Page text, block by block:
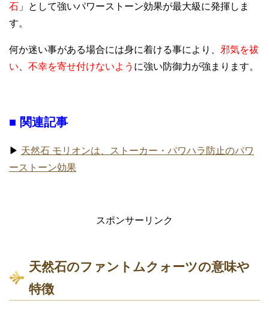
石 」として強いパワーストーン効果が最大級に発揮しま
す。
何か迷い事がある場合には身に着ける事により、 邪気を祓
い
不幸を寄せ付けないよう に強い防御力が強まります。
■ 関連記事
▶ 天然石 モリオンは、ストーカー・パワハラ防止のパワ
ーストーン効果
スポンサーリンク
天然石のファントムクォーツの意味や
特徴